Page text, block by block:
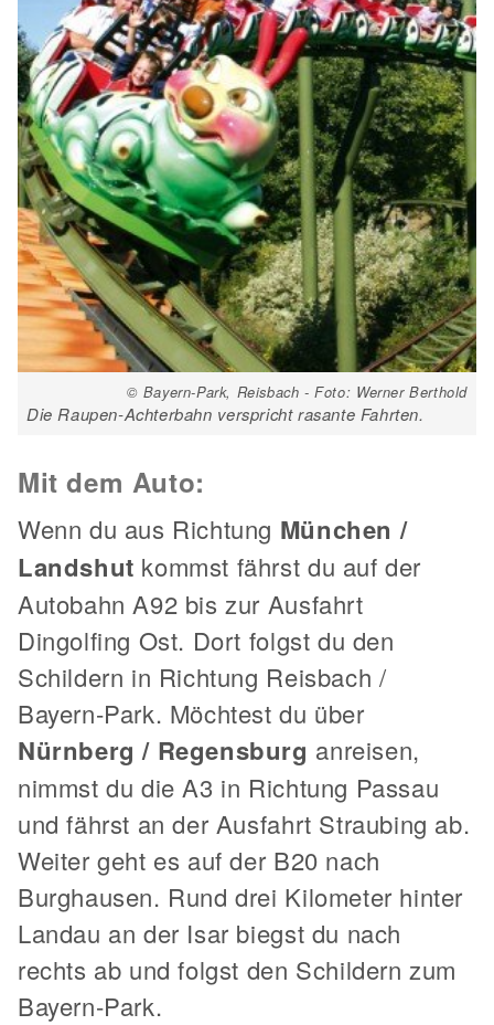
© Bayern-Park, Reisbach - Foto: Werner Berthold
Die Raupen-Achterbahn verspricht rasante Fahrten.
Mit dem Auto:
Wenn du aus Richtung München /
Landshut kommst fährst du auf der
Autobahn A92 bis zur Ausfahrt
Dingolfing Ost. Dort folgst du den
Schildern in Richtung Reisbach /
Bayern-Park. Möchtest du über
Nürnberg / Regensburg anreisen,
nimmst du die A3 in Richtung Passau
und fährst an der Ausfahrt Straubing ab.
Weiter geht es auf der B20 nach
Burghausen. Rund drei Kilometer hinter
Landau an der Isar biegst du nach
rechts ab und folgst den Schildern zum
Bayern-Park.